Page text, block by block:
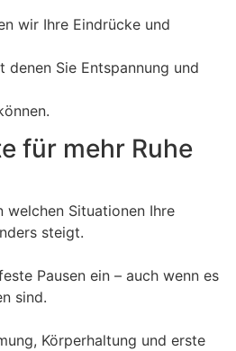
wir Ihre Eindrücke und
Sie Entspannung und
für mehr Ruhe
welchen Situationen Ihre
steigt.
Pausen ein – auch wenn es
sind.
Körperhaltung und erste